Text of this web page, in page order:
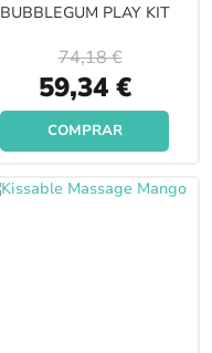
BUBBLEGUM PLAY KIT
Special
Price
59,34 €
74,18 €
COMPRAR